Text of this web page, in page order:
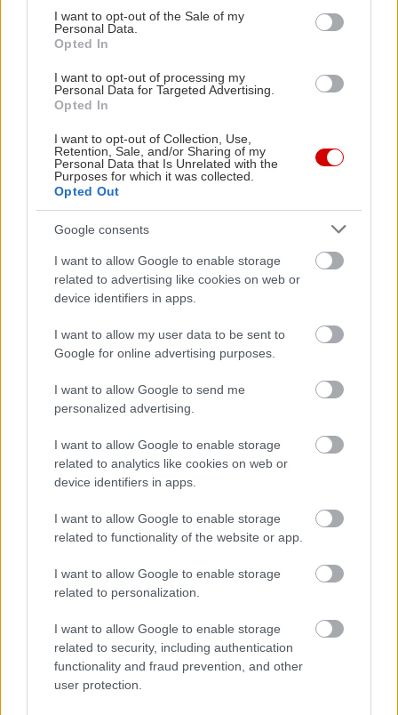
consent section.
I want to opt-out of the Sale of my
Personal Data.
Opted In
I want to opt-out of processing my
Personal Data for Targeted Advertising.
Opted In
I want to opt-out of Collection, Use,
Retention, Sale, and/or Sharing of my
Personal Data that Is Unrelated with the
Purposes for which it was collected.
Opted Out
Google consents
I want to allow Google to enable storage
related to advertising like cookies on web or
device identifiers in apps.
I want to allow my user data to be sent to
Google for online advertising purposes.
I want to allow Google to send me
personalized advertising.
I want to allow Google to enable storage
related to analytics like cookies on web or
device identifiers in apps.
I want to allow Google to enable storage
related to functionality of the website or app.
I want to allow Google to enable storage
related to personalization.
I want to allow Google to enable storage
related to security, including authentication
functionality and fraud prevention, and other
user protection.
Διαβάστε επίσης